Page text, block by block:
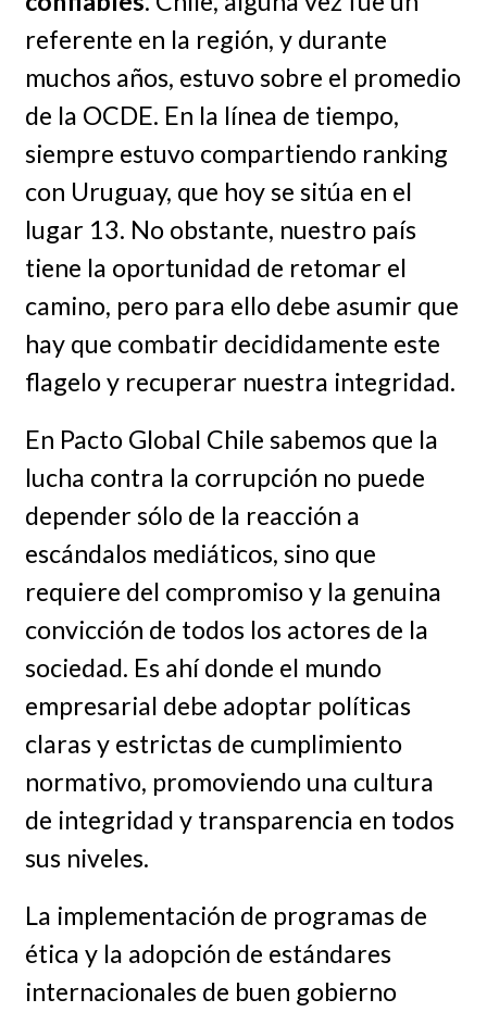
referente en la región, y durante
muchos años, estuvo sobre el promedio
de la OCDE. En la línea de tiempo,
siempre estuvo compartiendo ranking
con Uruguay, que hoy se sitúa en el
lugar 13. No obstante, nuestro país
tiene la oportunidad de retomar el
camino, pero para ello debe asumir que
hay que combatir decididamente este
flagelo y recuperar nuestra integridad.
En Pacto Global Chile sabemos que la
lucha contra la corrupción no puede
depender sólo de la reacción a
escándalos mediáticos, sino que
requiere del compromiso y la genuina
convicción de todos los actores de la
sociedad. Es ahí donde el mundo
empresarial debe adoptar políticas
claras y estrictas de cumplimiento
normativo, promoviendo una cultura
de integridad y transparencia en todos
sus niveles.
La implementación de programas de
ética y la adopción de estándares
internacionales de buen gobierno